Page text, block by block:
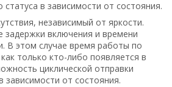
статуса в зависимости от состояния.
независимый от яркости.
задержки включения и времени
В этом случае время работы по
только кто-либо появляется в
циклической отправки
зависимости от состояния.